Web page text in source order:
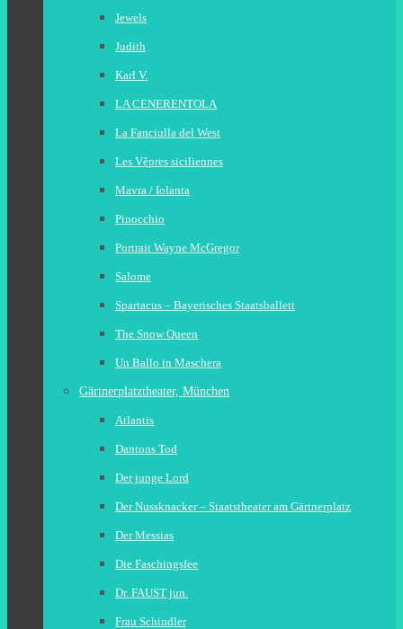
Jewels
Judith
Karl V.
LA CENERENTOLA
La Fanciulla del West
Les Vêpres siciliennes
Mavra / Iolanta
Pinocchio
Portrait Wayne McGregor
Salome
Spartacus – Bayerisches Staatsballett
The Snow Queen
Un Ballo in Maschera
Gärtnerplatztheater, München
Atlantis
Dantons Tod
Der junge Lord
Der Nussknacker – Staatstheater am Gärtnerplatz
Der Messias
Die Faschingsfee
Dr. FAUST jun.
Frau Schindler